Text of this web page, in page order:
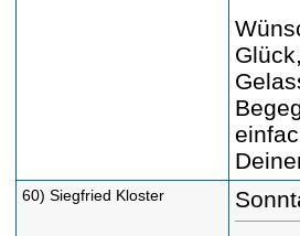
60) Siegfried Kloster